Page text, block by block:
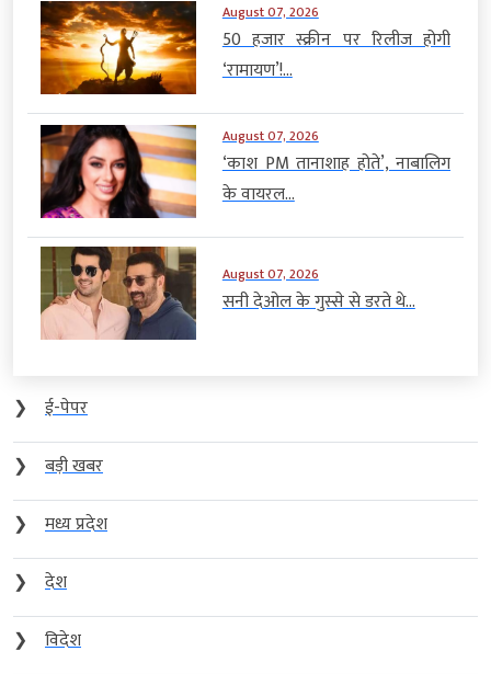
August 07, 2026
50 हजार स्क्रीन पर रिलीज होगी
‘रामायण’!...
August 07, 2026
‘काश PM तानाशाह होते’, नाबालिग
के वायरल...
August 07, 2026
सनी देओल के गुस्से से डरते थे...
❯
ई-पेपर
❯
बड़ी खबर
❯
मध्य प्रदेश
❯
देश
❯
विदेश